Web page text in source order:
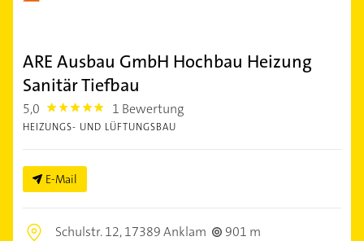
ARE Ausbau GmbH Hochbau Heizung
Sanitär Tiefbau
5,0 5.0 1 Bewertung
HEIZUNGS- UND LÜFTUNGSBAU
E-Mail
Schulstr. 12,17389 Anklam
901 m